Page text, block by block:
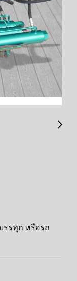
รรทุก หรือรถ